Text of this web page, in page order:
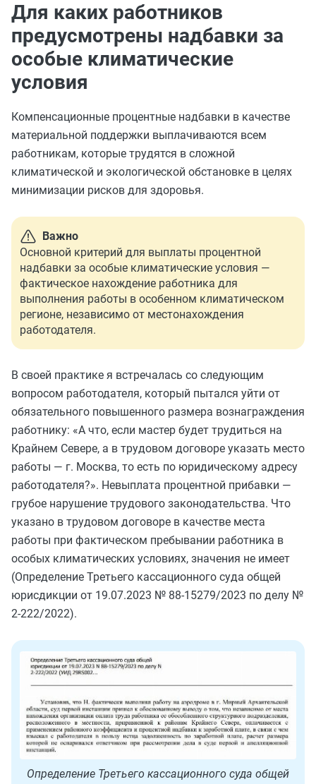
Для каких работников
предусмотрены надбавки за
особые климатические
условия
Компенсационные процентные надбавки в качестве
материальной поддержки выплачиваются всем
работникам, которые трудятся в сложной
климатической и экологической обстановке в целях
минимизации рисков для здоровья.
Важно
Основной критерий для выплаты процентной
надбавки за особые климатические условия —
фактическое нахождение работника для
выполнения работы в особенном климатическом
регионе, независимо от местонахождения
работодателя.
В своей практике я встречалась со следующим
вопросом работодателя, который пытался уйти от
обязательного повышенного размера вознаграждения
работнику: «А что, если мастер будет трудиться на
Крайнем Севере, а в трудовом договоре указать место
работы — г. Москва, то есть по юридическому адресу
работодателя?». Невыплата процентной прибавки —
грубое нарушение трудового законодательства. Что
указано в трудовом договоре в качестве места
работы при фактическом пребывании работника в
особых климатических условиях, значения не имеет
(Определение Третьего кассационного суда общей
юрисдикции от 19.07.2023 № 88-15279/2023 по делу №
2-222/2022).
Определение Третьего кассационного суда общей